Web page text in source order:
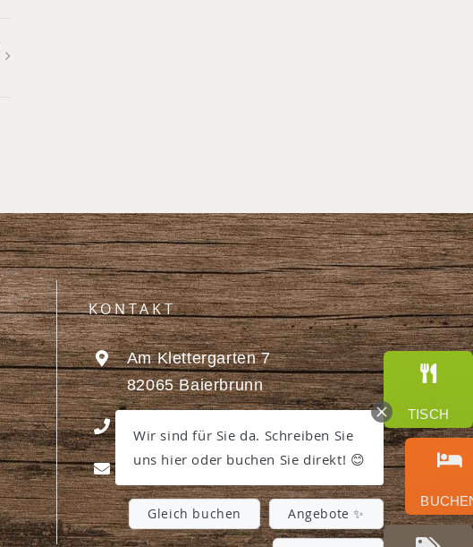
KONTAKT
Am Klettergarten 7
82065 Baierbrunn
+49 (0) 89-7448840
info@hotelbuchenhain.de
TISCH
BUCHEN
Wir sind für Sie da. Schreiben Sie
uns hier oder buchen Sie direkt! 😊
Gleich buchen Angebote ✨